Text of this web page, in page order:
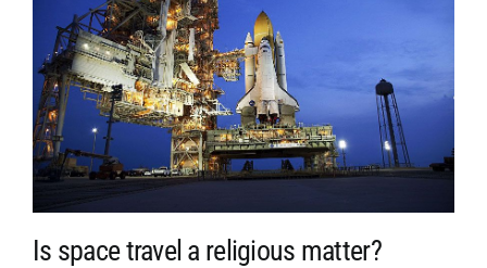
Is space travel a religious matter?